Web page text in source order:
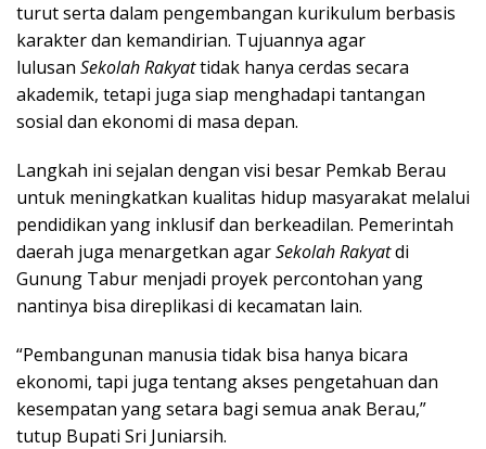
turut serta dalam pengembangan kurikulum berbasis
karakter dan kemandirian. Tujuannya agar
lulusan Sekolah Rakyattidak hanya cerdas secara
akademik, tetapi juga siap menghadapi tantangan
sosial dan ekonomi di masa depan.
Langkah ini sejalan dengan visi besar Pemkab Berau
untuk meningkatkan kualitas hidup masyarakat melalui
pendidikan yang inklusif dan berkeadilan. Pemerintah
daerah juga menargetkan agarSekolah Rakyatdi
Gunung Tabur menjadi proyek percontohan yang
nantinya bisa direplikasi di kecamatan lain.
“Pembangunan manusia tidak bisa hanya bicara
ekonomi, tapi juga tentang akses pengetahuan dan
kesempatan yang setara bagi semua anak Berau,”
tutup Bupati Sri Juniarsih.